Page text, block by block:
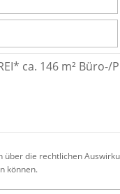
über die rechtlichen
können.